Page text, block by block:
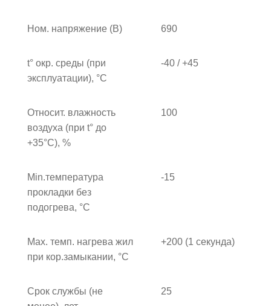
Ном. напряжение (В) 690
t° окр. среды (при
эксплуатации), °C
-40 / +45
Относит. влажность
воздуха (при t° до
+35°С), %
100
Min.температура
прокладки без
подогрева, °С
-15
Max. темп. нагрева жил
при кор.замыкании, °C
+200 (1 секунда)
Срок службы (не
25